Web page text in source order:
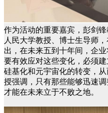
作为活动的重要嘉宾，彭剑
人民大学教授、博士生导师
出，在未来五到十年间，企
要有效应对这些变化，必须
硅基化和元宇宙化的转变，
授强调，只有那些能够迅速
才能在未来立于不败之地。